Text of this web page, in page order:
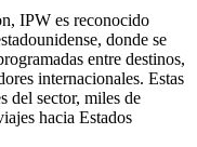
IPW es reconocido
donde se
entre destinos,
internacionales. Estas
del sector, miles de
hacia Estados